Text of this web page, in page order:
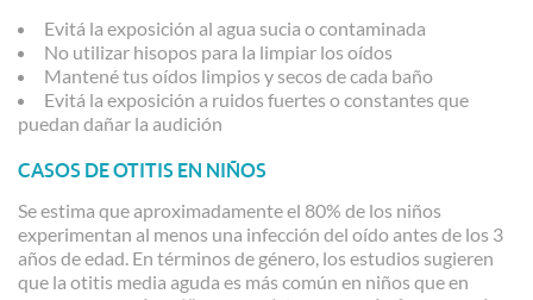
Evitá la exposición al agua sucia o contaminada
No utilizar hisopos para la limpiar los oídos
Mantené tus oídos limpios y secos de cada baño
Evitá la exposición a ruidos fuertes o constantes que
puedan dañar la audición
CASOS DE OTITIS EN NIÑOS
Se estima que aproximadamente el 80% de los niños
experimentan al menos una infección del oído antes de los 3
años de edad. En términos de género, los estudios sugieren
que la otitis media aguda es más común en niños que en